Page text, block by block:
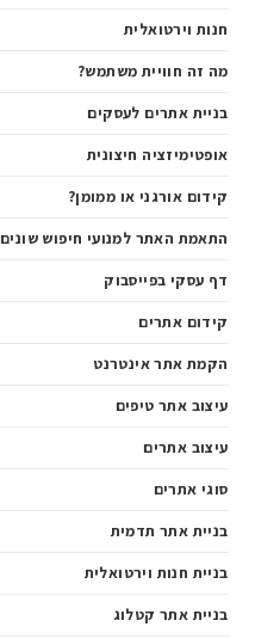
חנות וירטואלית
מה זה חוויית משתמש?
בניית אתרים לעסקים
אופטימיזציה חיצונית
קידום אורגני או ממומן?
התאמת האתר למנועי חיפוש שונים
דף עסקי בפייסבוק
קידום אתרים
הקמת אתר אינטרנט
עיצוב אתר טיפים
עיצוב אתרים
סוגי אתרים
בניית אתר תדמית
בניית חנות וירטואלית
בניית אתר קטלוג